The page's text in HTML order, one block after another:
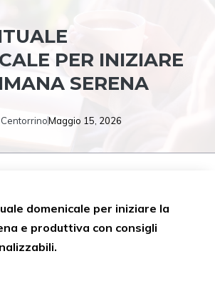
PER INIZIARE
SERENA
Maggio 15, 2026
domenicale per iniziare la
e produttiva con consigli